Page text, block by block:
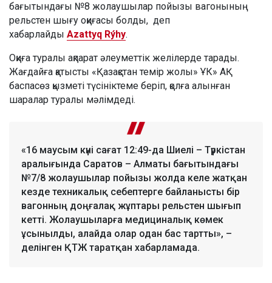
бағытындағы №8 жолаушылар пойызы вагонының
рельстен шығу оқиғасы болды, деп
хабарлайды Azattyq Rýhy.
Оқиға туралы ақпарат әлеуметтік желілерде тарады.
Жағдайға қатысты «Қазақстан темір жолы» ҰК» АҚ
баспасөз қызметі түсініктеме беріп, қолға алынған
шаралар туралы мәлімдеді.
«16 маусым күні сағат 12:49-да Шиелі – Түркістан
аралығында Саратов – Алматы бағытындағы
№7/8 жолаушылар пойызы жолда келе жатқан
кезде техникалық себептерге байланысты бір
вагонның доңғалақ жұптары рельстен шығып
кетті. Жолаушыларға медициналық көмек
ұсынылды, алайда олар одан бас тартты», –
делінген ҚТЖ таратқан хабарламада.